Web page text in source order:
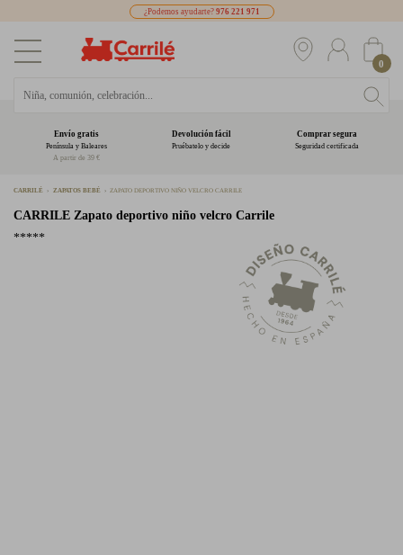
¿Podemos ayudarte? 976 221 971
0
Envío gratis
Península y Baleares
A partir de 39 €
Devolución fácil
Pruébatelo y decide
Comprar segura
Seguridad certificada
CARRILÉ ZAPATOS BEBÉ ZAPATO DEPORTIVO NIÑO VELCRO CARRILE
CARRILE Zapato deportivo niño velcro Carrile
*****